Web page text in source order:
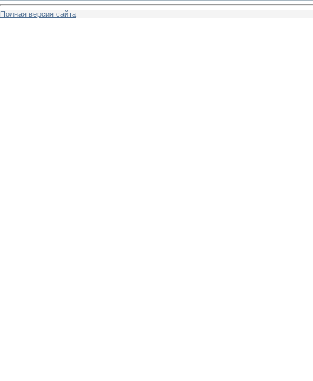
Полная версия сайта